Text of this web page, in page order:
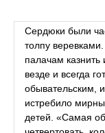
Сердюки были
толпу
палачам казнить
везде и всегда
обывательским,
истребило
детей. «Самая